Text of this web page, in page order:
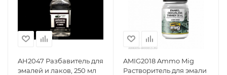
AH2047 Разбавитель для
эмалей и лаков, 250 мл
AMIG2018 Ammo Mig
Растворитель для эмали